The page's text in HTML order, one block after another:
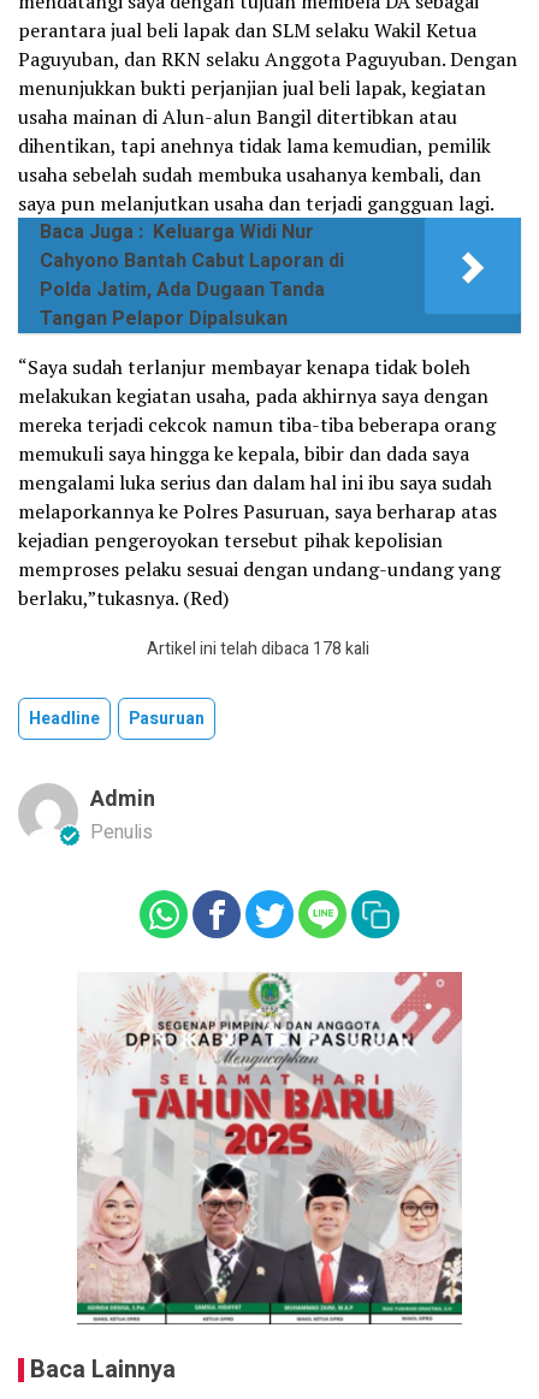
perantara jual beli lapak dan SLM selaku Wakil Ketua
Paguyuban, dan RKN selaku Anggota Paguyuban. Dengan
menunjukkan bukti perjanjian jual beli lapak, kegiatan
usaha mainan di Alun-alun Bangil ditertibkan atau
dihentikan, tapi anehnya tidak lama kemudian, pemilik
usaha sebelah sudah membuka usahanya kembali, dan
saya pun melanjutkan usaha dan terjadi gangguan lagi.
Baca Juga : Keluarga Widi Nur
Cahyono Bantah Cabut Laporan di
Polda Jatim, Ada Dugaan Tanda
Tangan Pelapor Dipalsukan
“Saya sudah terlanjur membayar kenapa tidak boleh
melakukan kegiatan usaha, pada akhirnya saya dengan
mereka terjadi cekcok namun tiba-tiba beberapa orang
memukuli saya hingga ke kepala, bibir dan dada saya
mengalami luka serius dan dalam hal ini ibu saya sudah
melaporkannya ke Polres Pasuruan, saya berharap atas
kejadian pengeroyokan tersebut pihak kepolisian
memproses pelaku sesuai dengan undang-undang yang
berlaku,”tukasnya. (Red)
Artikel ini telah dibaca 178 kali
Headline Pasuruan
Admin
Penulis
Baca Lainnya